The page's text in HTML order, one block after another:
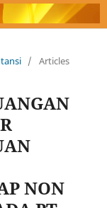
/ Articles
NON